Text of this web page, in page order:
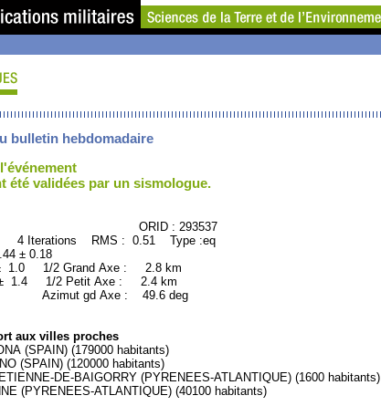
bulletin hebdomadaire
été validées par un sismologue.
ORID : 293537
4 Iterations RMS : 0.51 Type :eq
± 0.18
1/2 Grand Axe : 2.8 km
1.4 1/2 Petit Axe : 2.4 km
gd Axe : 49.6 deg
aux villes proches
(SPAIN) (179000 habitants)
(SPAIN) (120000 habitants)
DE-BAIGORRY (PYRENEES-ATLANTIQUE) (1600 habitants)
(PYRENEES-ATLANTIQUE) (40100 habitants)